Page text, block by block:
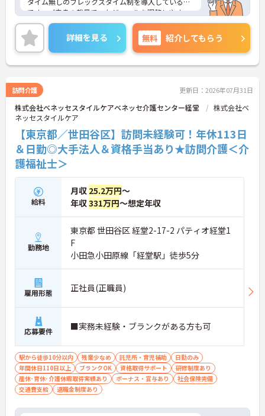
です。ご自身の裁量でスケジュールを調整しやす
く、直行直帰も交えながら柔軟に働くことができま
す。大手グループならではの共済会制度（医療費補
助等）や保育手当など、生活を支える福利厚生が充
実しています。訪問介護の経験があればサ責未経験
の方も相談可能で、指導育成力や調整力を磨ける環
もあり、ライフステージに応じた無理のないペース
で、着実にステップアップを図れる基盤が整ってい
ます。
★おすすめPOINT★
【コアタイム無しのフレックス制で柔軟な働き方が
実現できます】
・出退勤の時間を柔軟に調整できるフレックスタイ
ム制を採用しており、ご自身のペースや訪問予定に
合わせたスケジュール管理が可能です
・ご自宅からの直行直帰など効率的な働き方も実践
できることで、業務の負担を軽減しながらメリハリ
をつけて活躍できます
【サ責未経験から挑戦でき、長期的なキャリア形成
が期待できます】
・訪問介護の経験があればサービス提供責任者が未
経験でも相談可能で、ヘルパーの指導や業務調整な
どのマネジメントスキルを実践的に学べる体制があ
ります
・介護支援専門員などの資格取得支援制度に加え、
75歳までの再雇用制度が設けられており、長期的な
視野で専門性を高めていけます
っています】
・安定した収入アップが見込める環境です
・未就学児への保育手当や、医療費・市販薬の補助
が受けられる共済会制度が充実しており、ご家庭と
の両立を強力にバックアップします
詳細を見る 無料 紹介してもらう
訪問介護 更新日：2026年07月31日
株式会社ベネッセスタイルケアベネッセ介護センター経堂
株式会社ベ
ネッセスタイルケア
【東京都／世田谷区】訪問未経験可！年休113日
＆日勤◎大手法人＆資格手当あり★訪問介護＜介
護福祉士＞
給料
月収 25.2万円～
年収331万円～想定年収
勤務地
東京都 世田谷区 経堂2-17-2 パティオ経堂1
F
小田急小田原線「経堂駅」徒歩5分
雇用形態 正社員(正職員)
応募要件 ■実務未経験・ブランクがある方も可
駅から徒歩10分以内 残業少なめ 託児所・育児補助
日勤のみ
年間休日110日以上
ブランクOK 資格取得サポート
研修制度あり
産休･育休･介護休暇取得実績あり
ボーナス・賞与あり
社会保険完備
交通費支給
退職金制度あり